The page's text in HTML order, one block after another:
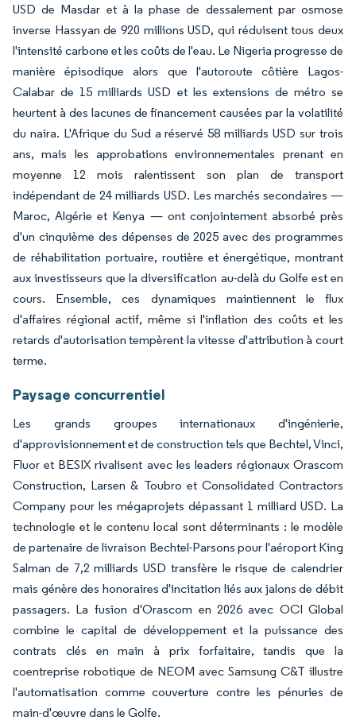
USD de Masdar et à la phase de dessalement par osmose
inverse Hassyan de 920 millions USD, qui réduisent tous deux
l'intensité carbone et les coûts de l'eau. Le Nigeria progresse de
manière épisodique alors que l'autoroute côtière Lagos-
Calabar de 15 milliards USD et les extensions de métro se
heurtent à des lacunes de financement causées par la volatilité
du naira. L'Afrique du Sud a réservé 58 milliards USD sur trois
ans, mais les approbations environnementales prenant en
moyenne 12 mois ralentissent son plan de transport
indépendant de 24 milliards USD. Les marchés secondaires —
Maroc, Algérie et Kenya — ont conjointement absorbé près
d'un cinquième des dépenses de 2025 avec des programmes
de réhabilitation portuaire, routière et énergétique, montrant
aux investisseurs que la diversification au-delà du Golfe est en
cours. Ensemble, ces dynamiques maintiennent le flux
d'affaires régional actif, même si l'inflation des coûts et les
retards d'autorisation tempèrent la vitesse d'attribution à court
terme.
Paysage concurrentiel
Les grands groupes internationaux d'ingénierie,
d'approvisionnement et de construction tels que Bechtel, Vinci,
Fluor et BESIX rivalisent avec les leaders régionaux Orascom
Construction, Larsen & Toubro et Consolidated Contractors
Company pour les mégaprojets dépassant 1 milliard USD. La
technologie et le contenu local sont déterminants : le modèle
de partenaire de livraison Bechtel-Parsons pour l'aéroport King
Salman de 7,2 milliards USD transfère le risque de calendrier
mais génère des honoraires d'incitation liés aux jalons de débit
passagers. La fusion d'Orascom en 2026 avec OCI Global
combine le capital de développement et la puissance des
contrats clés en main à prix forfaitaire, tandis que la
coentreprise robotique de NEOM avec Samsung C&T illustre
l'automatisation comme couverture contre les pénuries de
main-d'œuvre dans le Golfe.